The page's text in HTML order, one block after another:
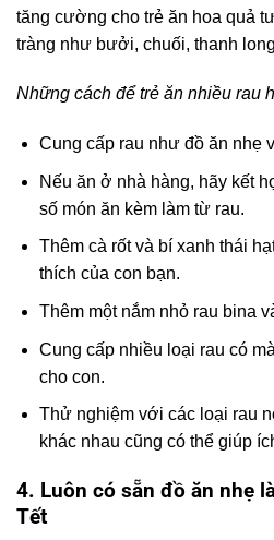
tăng cường cho trẻ ăn hoa quả
tràng như bưởi, chuối, thanh
Những cách để trẻ ăn nhiều rau
Cung cấp rau như đồ ăn nhẹ
Nếu ăn ở nhà hàng, hãy kết
số món ăn kèm làm từ rau.
Thêm cà rốt và bí xanh thái
thích của con bạn.
Thêm một nắm nhỏ rau bina
Cung cấp nhiều loại rau có
cho con.
Thử nghiệm với các loại rau
khác nhau cũng có thể giúp
4. Luôn có sẵn đồ ăn nhẹ
Tết